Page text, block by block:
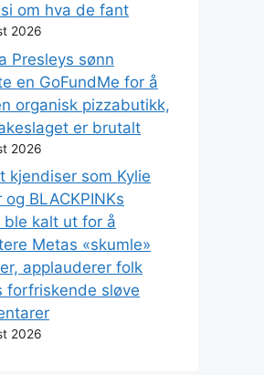
om hva de fant
2026
Presleys sønn
en GoFundMe for å
organisk pizzabutikk,
er brutalt
2026
kjendiser som Kylie
og BLACKPINKs
ble kalt ut for å
Metas «skumle»
applauderer folk
forfriskende sløve
2026